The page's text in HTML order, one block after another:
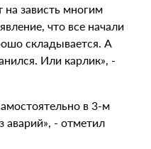
на зависть многим
что все начали
складывается. А
Или карлик», -
в 3-м
аварий», - отметил